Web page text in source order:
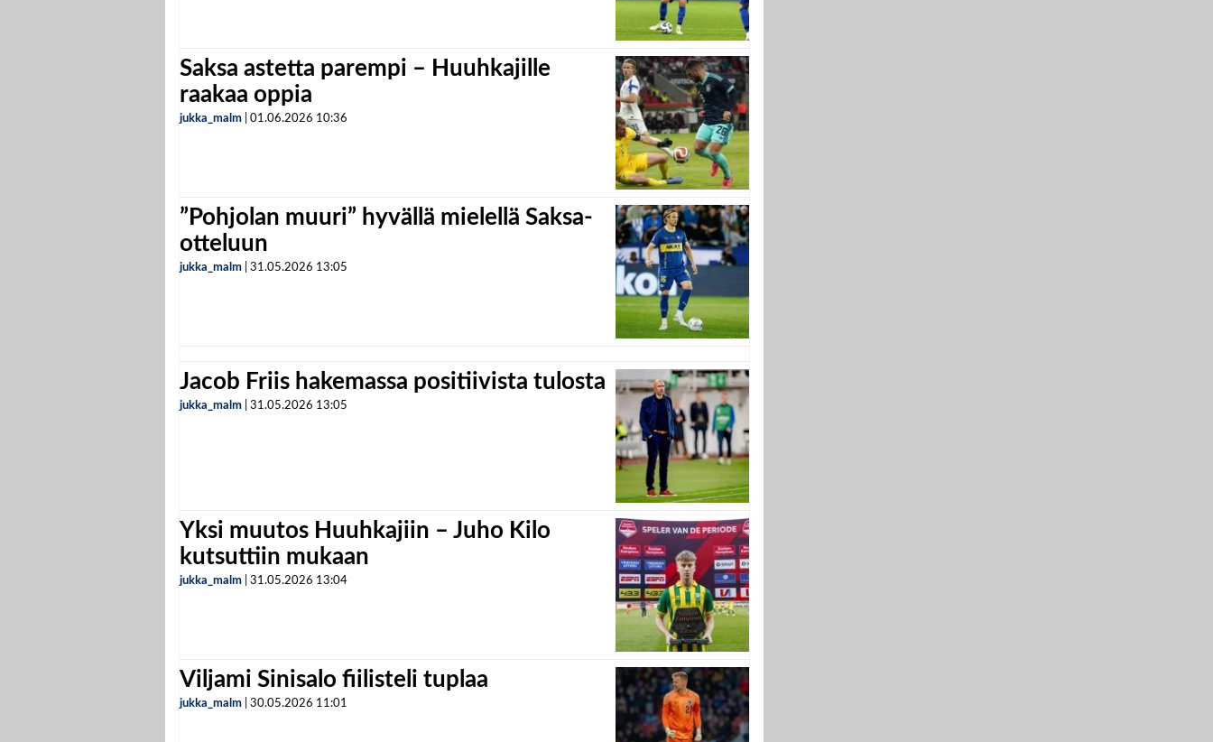
Saksa astetta parempi – Huuhkajille
raakaa oppia
jukka_malm 01.06.2026 10:36
”Pohjolan muuri” hyvällä mielellä Saksa-
otteluun
jukka_malm 31.05.2026 13:05
Jacob Friis hakemassa positiivista tulosta
jukka_malm 31.05.2026 13:05
Yksi muutos Huuhkajiin – Juho Kilo
kutsuttiin mukaan
jukka_malm 31.05.2026 13:04
Viljami Sinisalo fiilisteli tuplaa
jukka_malm 30.05.2026 11:01